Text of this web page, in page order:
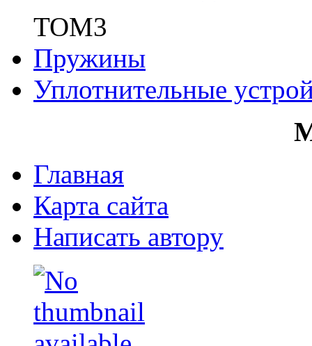
ТОМ3
Пружины
Уплотнительные
Главная
Карта сайта
Написать автору